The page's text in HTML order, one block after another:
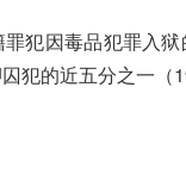
犯因毒品犯罪入
犯的近五分之一（